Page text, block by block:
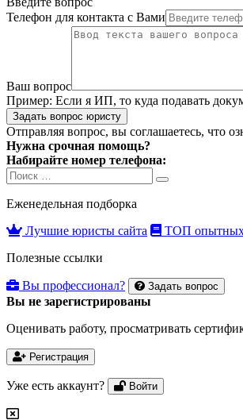
Телефон для контакта с Вами
Ваш вопрос
Пример: Если я ИП, то куда подавать
Задать вопрос юристу
Отправляя вопрос, вы соглашаетесь, что
Нужна срочная помощь?
Набирайте номер телефона:
Search
for:
Search
Еженедельная подборка
Лучшие юристы сайта
ТОП
Полезные ссылки
Вы профессионал? Задать вопрос
Вы не зарегистрированы
Оценивать работу, просматривать
Регистрация
Уже есть аккаунт? Войти